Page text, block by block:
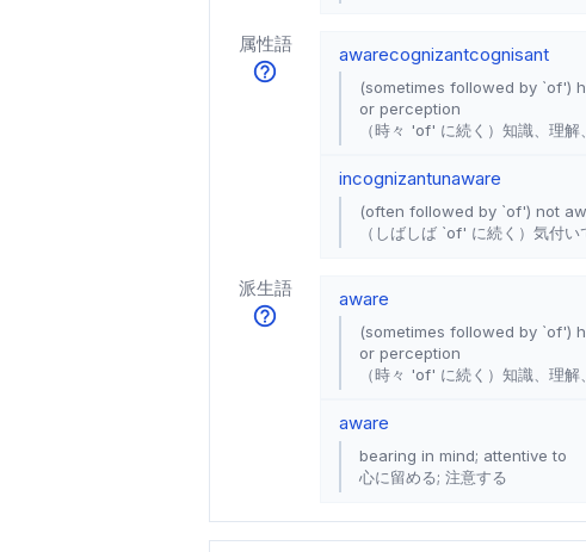
属性語 awarecognizantcognisant
(sometimes followed by `of')
or perception
（時々 'of' に続く）知識、理
incognizantunaware
(often followed by `of') not
（しばしば `of' に続く）気付い
派生語 aware
(sometimes followed by `of')
or perception
（時々 'of' に続く）知識、理
aware
bearing in mind; attentive to
心に留める; 注意する